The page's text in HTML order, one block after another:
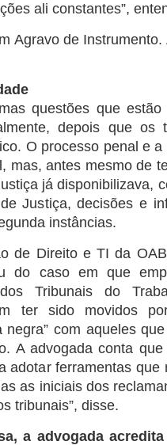
ali constantes”,
Agravo de
questões que estão
depois que os
O processo penal e
mas, antes mesmo de
já disponibilizava,
Justiça, decisões e
instâncias.
de Direito e TI da
do caso em que
Tribunais do
ter sido movidos
negra” com aqueles
A advogada conta
adotar ferramentas que
as iniciais dos
tribunais”, disse.
a advogada